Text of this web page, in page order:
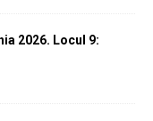
2026. Locul 9: